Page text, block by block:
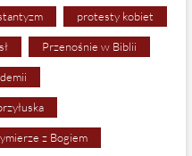
protesty kobiet
Przenośnie w Biblii
z Bogiem